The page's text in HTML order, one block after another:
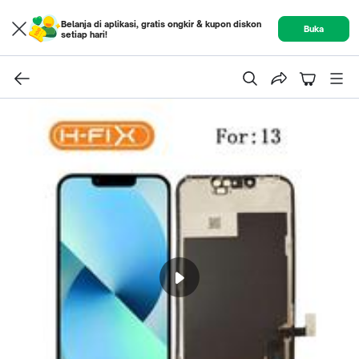
Belanja di aplikasi, gratis ongkir & kupon diskon
setiap hari!
Buka